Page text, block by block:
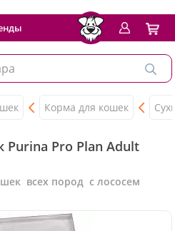
Корма для кошек
Pro Plan Adult
всех пород с лососем